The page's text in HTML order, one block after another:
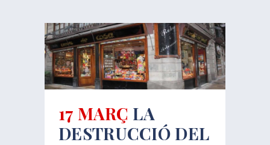
17 MARÇ LA
DESTRUCCIÓ DEL